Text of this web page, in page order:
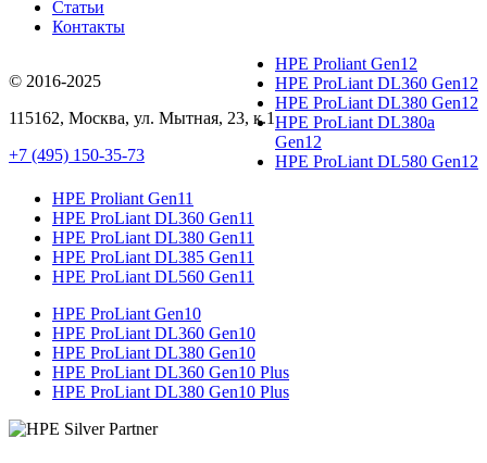
Статьи
Контакты
© 2016-2025
115162, Москва, ул. Мытная, 23, к.1
+7 (495) 150-35-73
HPE Proliant Gen12
HPE ProLiant DL360 Gen12
HPE ProLiant DL380 Gen12
HPE ProLiant DL380a
Gen12
HPE ProLiant DL580 Gen12
HPE Proliant Gen11
HPE ProLiant DL360 Gen11
HPE ProLiant DL380 Gen11
HPE ProLiant DL385 Gen11
HPE ProLiant DL560 Gen11
HPE ProLiant Gen10
HPE ProLiant DL360 Gen10
HPE ProLiant DL380 Gen10
HPE ProLiant DL360 Gen10 Plus
HPE ProLiant DL380 Gen10 Plus